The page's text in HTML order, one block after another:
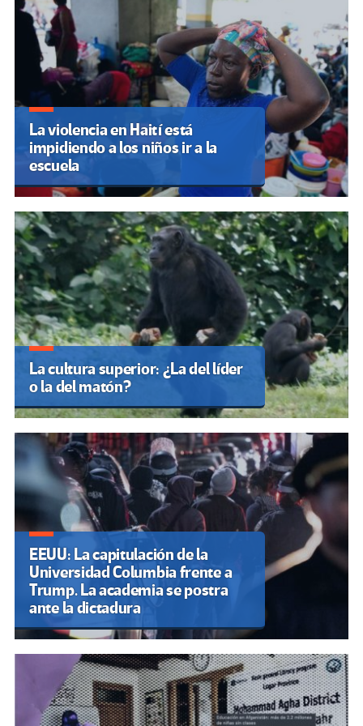
La violencia en Haití está
impidiendo a los niños ir a la
escuela
La cultura superior: ¿La del líder
o la del matón?
EEUU: La capitulación de la
Universidad Columbia frente a
Trump. La academia se postra
ante la dictadura